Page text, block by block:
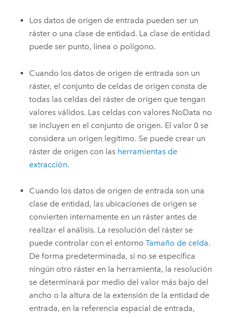
Los datos de origen de entrada pueden ser un
ráster o una clase de entidad. La clase de entidad
puede ser punto, línea o polígono.
Cuando los datos de origen de entrada son un
ráster, el conjunto de celdas de origen consta de
todas las celdas del ráster de origen que tengan
valores válidos. Las celdas con valores NoData no
se incluyen en el conjunto de origen. El valor 0 se
considera un origen legítimo. Se puede crear un
ráster de origen con las herramientas de
extracción.
Cuando los datos de origen de entrada son una
clase de entidad, las ubicaciones de origen se
convierten internamente en un ráster antes de
realizar el análisis. La resolución del ráster se
puede controlar con el entornoTamaño de celda.
De forma predeterminada, si no se especifica
ningún otro ráster en la herramienta, la resolución
se determinará por medio del valor más bajo del
ancho o la altura de la extensión de la entidad de
entrada, en la referencia espacial de entrada,